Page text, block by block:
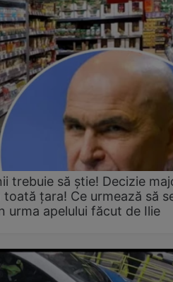
trebuie să știe! Decizie
țara! Ce urmează să
urma apelului făcut de Ilie